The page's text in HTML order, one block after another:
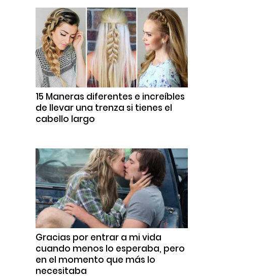
15 Maneras diferentes e increíbles
de llevar una trenza si tienes el
cabello largo
Gracias por entrar a mi vida
cuando menos lo esperaba, pero
en el momento que más lo
necesitaba